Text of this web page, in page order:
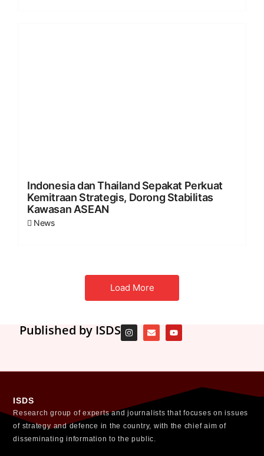
Indonesia dan Thailand Sepakat Perkuat
Kemitraan Strategis, Dorong Stabilitas
Kawasan ASEAN
News
Load More
Published by ISDS
ISDS
Research group of experts and journalists that focuses on issues
of strategy and defence in the country, with the chief aim of
disseminating information to the public.